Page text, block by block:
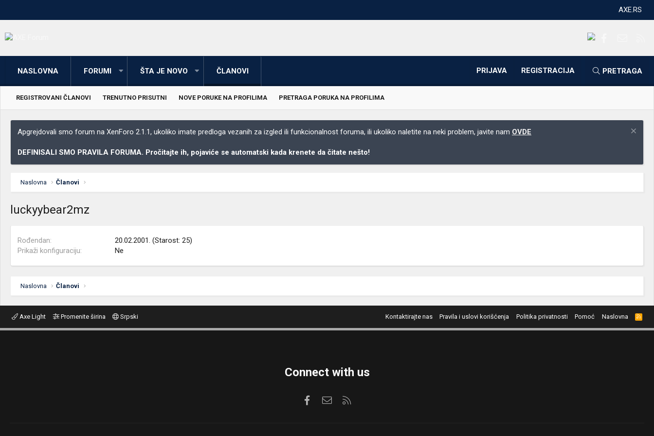
AXE.RS
NASLOVNA FORUMI ŠTA JE NOVO ČLANOVI PRIJAVA REGISTRACIJA PRETRAGA
REGISTROVANI ČLANOVI TRENUTNO PRISUTNI NOVE PORUKE NA PROFILIMA PRETRAGA PORUKA NA PROFILIMA
Apgrejdovali smo forum na XenForo 2.1.1, ukoliko imate predloga vezanih za izgled ili funkcionalnost foruma, ili ukoliko naletite na neki problem, javite nam OVDE
DEFINISALI SMO PRAVILA FORUMA. Pročitajte ih, pojaviće se automatski kada krenete da čitate nešto!
Naslovna Članovi
luckyybear2mz
Rođendan
20.02.2001. (Starost: 25)
Prikaži konfiguraciju
Ne
Naslovna Članovi
Axe Light Promenite širina Srpski Kontaktirajte nas Pravila i uslovi korišćenja Politika privatnosti Pomoć Naslovna
R
S
S
Connect with us
FacebookKontaktirajte nas